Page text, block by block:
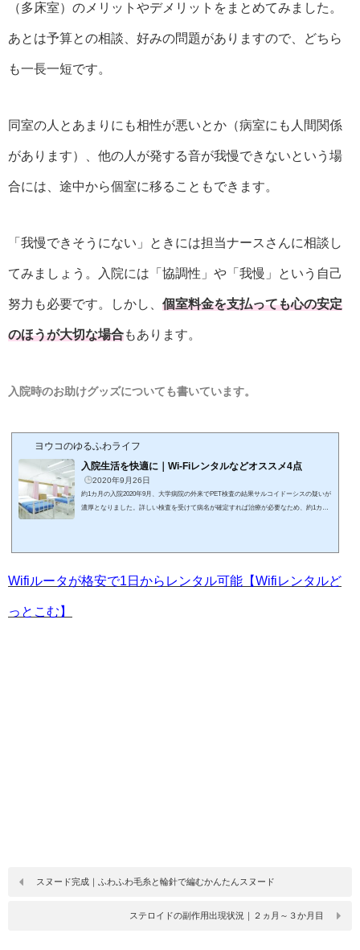
（多床室）のメリットやデメリットをまとめてみました。
あとは予算との相談、好みの問題がありますので、どちら
も一長一短です。
同室の人とあまりにも相性が悪いとか（病室にも人間関係
があります）、他の人が発する音が我慢できないという場
合には、途中から個室に移ることもできます。
「我慢できそうにない」ときには担当ナースさんに相談し
てみましょう。入院には「協調性」や「我慢」という自己
努力も必要です。しかし、 個室料金を支払っても心の安定
のほうが大切な場合もあります。
入院時のお助けグッズについても書いています。
ヨウコのゆるふわライフ
入院生活を快適に｜Wi-Fiレンタルなどオススメ4点
2020年9月26日
約1カ月の入院2020年9月、大学病院の外来でPET検査の結果サルコイドーシスの疑いが
濃厚となりました。詳しい検査を受けて病名が確定すれば治療が必要なため、約1カ月
り、手術を受けた人でも早期に退院...
Wifiルータが格安で1日からレンタル可能【Wifiレンタルど
っとこむ】
スヌード完成｜ふわふわ毛糸と輪針で編むかんたんスヌード
ステロイドの副作用出現状況｜２ヵ月～３か月目